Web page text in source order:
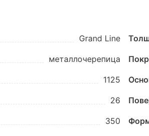
Grand Line
металлочерепица
1125
26
350